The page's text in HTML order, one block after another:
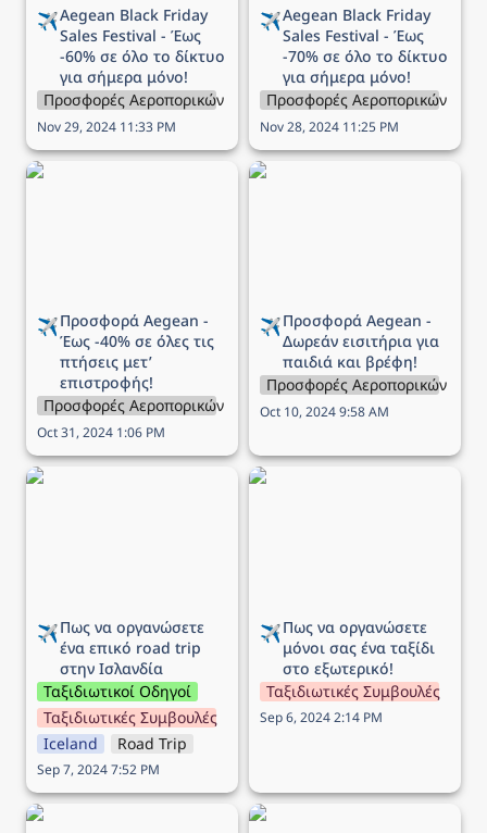
✈️Aegean Black Friday
Sales Festival - Έως
-60% σε όλο το δίκτυο
για σήμερα μόνο!
Προσφορές Αεροπορικών Εταιρειών
Nov 29, 2024 11:33 PM
✈️Aegean Black Friday
Sales Festival - Έως
-70% σε όλο το δίκτυο
για σήμερα μόνο!
Προσφορές Αεροπορικών
Nov 28, 2024 11:25 PM
Προσφορά Aegean - Έως
✈️
Έως -40% σε όλες τις
πτήσεις μετ’
επιστροφής!
Προσφορές Αεροπορικών Εταιρειών
Oct 31, 2024 1:06 PM
Προσφορά Aegean -
✈️
Δωρεάν εισιτήρια για
παιδιά και βρέφη!
Προσφορές Αεροπορικών
Oct 10, 2024 9:58 AM
Πως να οργανώσετε ένα
✈️Πως να οργανώσετε
ένα επικό road trip
στην Ισλανδία
Ταξιδιωτικοί Οδηγοί
Ταξιδιωτικές Συμβουλές
Iceland
Road Trip
Sep 7, 2024 7:52 PM
Πως να οργανώσετε
✈️Πως να οργανώσετε
μόνοι σας ένα ταξίδι
στο εξωτερικό!
Ταξιδιωτικές Συμβουλές
Sep 6, 2024 2:14 PM
Προσφορά Aegean:
Προσφορά Aegean: